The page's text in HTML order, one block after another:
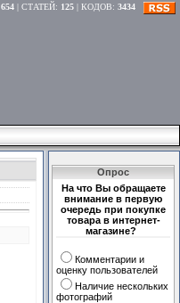
654 | СТАТЕЙ: 125 | КОДОВ: 3434
Опрос
На что Вы обращаете
внимание в первую
очередь при покупке
товара в интернет-
магазине?
Комментарии и
оценку пользователей
Наличие нескольких
фотографий